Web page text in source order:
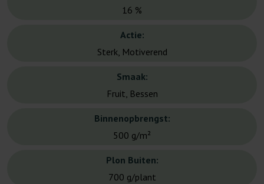
16 %
Actie:
Sterk, Motiverend
Smaak:
Fruit, Bessen
Binnenopbrengst:
500 g/m²
Plon Buiten:
700 g/plant